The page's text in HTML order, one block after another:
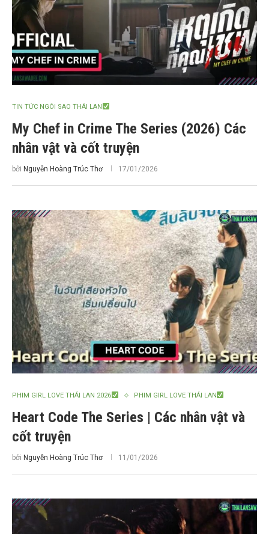
TIN TỨC NGÔI SAO THÁI LAN
My Chef in Crime The Series (2026) Các
nhân vật và cốt truyện
bởi Nguyễn Hoàng Trúc Thơ 17/01/2026
PHIM GIRL LOVE THÁI LAN 2026 PHIM GIRL LOVE THÁI LAN
Heart Code The Series | Các nhân vật và
cốt truyện
bởi Nguyễn Hoàng Trúc Thơ 11/01/2026